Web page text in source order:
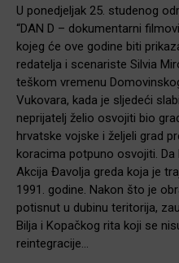
U ponedjeljak 25. studenog
“DAN D – dokumentarni
kojeg će ove godine biti
redatelja i scenariste Silvia
teškom vremenu
Vukovara, kada je sljedeći
neprijatelj želio osvojiti bio
hrvatske vojske i željeli grad
koracima potpuno osvojiti.
Akcija Đavolja greda koja je
1991. godine. Nakon što je
potisnut u dubinu teritorija,
Bilja i Kopačkog rita koji se
reintegracije…